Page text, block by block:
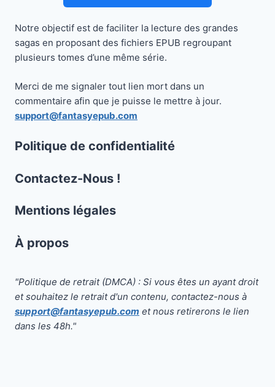
Notre objectif est de faciliter la lecture des grandes
sagas en proposant des fichiers EPUB regroupant
plusieurs tomes d’une même série.
Merci de me signaler tout lien mort dans un
commentaire afin que je puisse le mettre à jour.
support@fantasyepub.com
Politique de confidentialité
Contactez-Nous !
Mentions légales
À propos
"Politique de retrait (DMCA) : Si vous êtes un ayant droit
et souhaitez le retrait d'un contenu, contactez-nous à
support@fantasyepub.com et nous retirerons le lien
dans les 48h."